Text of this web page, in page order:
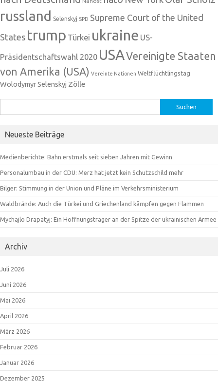
russland Selenskyj SPD Supreme Court of the United
States trump Türkei ukraine US-
Präsidentschaftswahl 2020 USAVereinigte Staaten
von Amerika (USA) Vereinte Nationen Weltflüchtlingstag
Wolodymyr Selenskyj Zölle
nach:
Neueste Beiträge
Medienberichte: Bahn erstmals seit sieben Jahren mit Gewinn
Personalumbau in der CDU: Merz hat jetzt kein Schutzschild mehr
Bilger: Stimmung in der Union und Pläne im Verkehrsministerium
Waldbrände: Auch die Türkei und Griechenland kämpfen gegen Flammen
Mychajlo Drapatyj: Ein Hoffnungsträger an der Spitze der ukrainischen Armee
Archiv
Juli 2026
Juni 2026
Mai 2026
April 2026
März 2026
Februar 2026
Januar 2026
Dezember 2025